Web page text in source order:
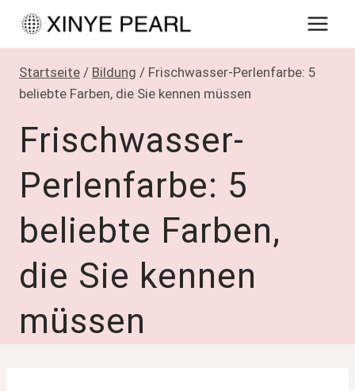
Zum
Inhalt
springen
Startseite / Bildung / Frischwasser-Perlenfarbe: 5
beliebte Farben, die Sie kennen müssen
Frischwasser-
Perlenfarbe: 5
beliebte Farben,
die Sie kennen
müssen